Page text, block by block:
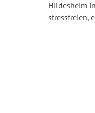
Hildesheim in
stressfreien,